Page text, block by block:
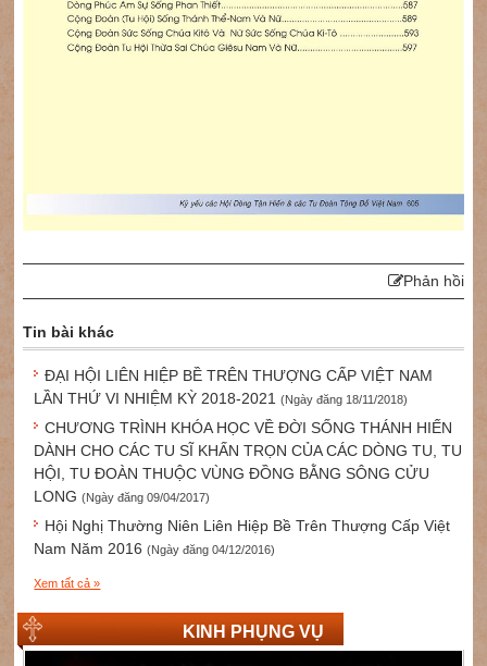
Phản hồi
Tin bài khác
ĐẠI HỘI LIÊN HIỆP BỀ TRÊN THƯỢNG CẤP VIỆT NAM
LẦN THỨ VI NHIỆM KỲ 2018-2021(Ngày đăng 18/11/2018)
CHƯƠNG TRÌNH KHÓA HỌC VỀ ĐỜI SỐNG THÁNH HIẾN
DÀNH CHO CÁC TU SĨ KHẤN TRỌN CỦA CÁC DÒNG TU, TU
HỘI, TU ĐOÀN THUỘC VÙNG ĐỒNG BẰNG SÔNG CỬU
LONG(Ngày đăng 09/04/2017)
Hội Nghị Thường Niên Liên Hiệp Bề Trên Thượng Cấp Việt
Nam Năm 2016(Ngày đăng 04/12/2016)
Xem tất cả »
KINH PHỤNG VỤ